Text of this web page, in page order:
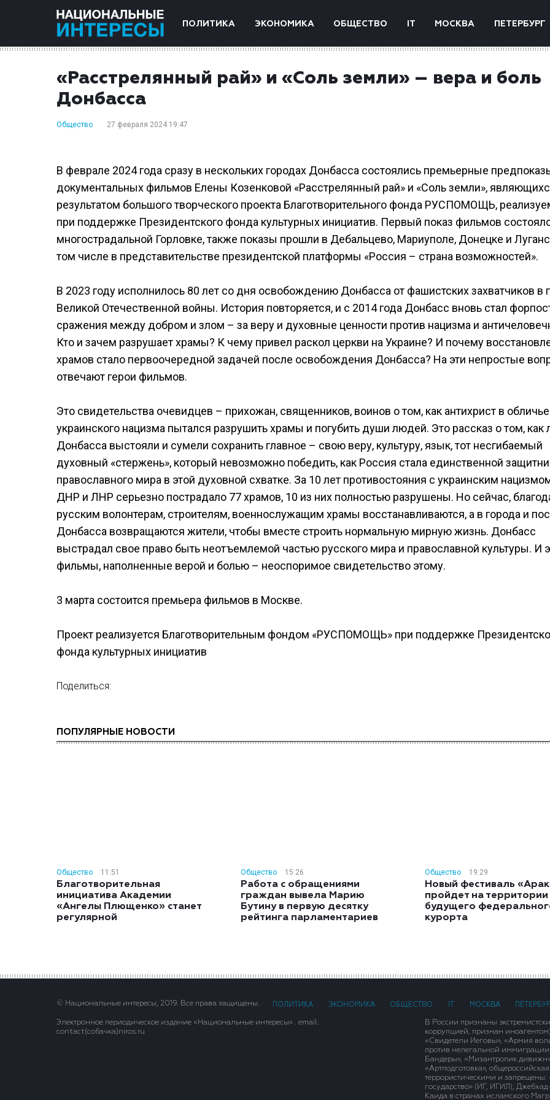
ПОЛИТИКА ЭКОНОМИКА ОБЩЕСТВО IT МОСКВА ПЕТЕРБУРГ
«Расстрелянный рай» и «Соль земли» – вера и боль
Донбасса
Общество 27 февраля 2024 19:47
В феврале 2024 года сразу в нескольких городах Донбасса состоялись премьерные
документальных фильмов Елены Козенковой «Расстрелянный рай» и «Соль земли»,
результатом большого творческого проекта Благотворительного фонда РУСПОМОЩЬ,
при поддержке Президентского фонда культурных инициатив. Первый показ фильмов
многострадальной Горловке, также показы прошли в Дебальцево, Мариуполе, Донецке и
том числе в представительстве президентской платформы «Россия – страна возможностей».
В 2023 году исполнилось 80 лет со дня освобождению Донбасса от фашистских захватчиков в
Великой Отечественной войны. История повторяется, и с 2014 года Донбасс вновь стал
сражения между добром и злом – за веру и духовные ценности против нацизма и
Кто и зачем разрушает храмы? К чему привел раскол церкви на Украине? И почему
храмов стало первоочередной задачей после освобождения Донбасса? На эти непростые
отвечают герои фильмов.
Это свидетельства очевидцев – прихожан, священников, воинов о том, как антихрист в обличье
украинского нацизма пытался разрушить храмы и погубить души людей. Это рассказ о том,
Донбасса выстояли и сумели сохранить главное – свою веру, культуру, язык, тот несгибаемый
духовный «стержень», который невозможно победить, как Россия стала единственной
православного мира в этой духовной схватке. За 10 лет противостояния с украинским
ДНР и ЛНР серьезно пострадало 77 храмов, 10 из них полностью разрушены. Но сейчас,
русским волонтерам, строителям, военнослужащим храмы восстанавливаются, а в города и
Донбасса возвращаются жители, чтобы вместе строить нормальную мирную жизнь. Донбасс
выстрадал свое право быть неотъемлемой частью русского мира и православной культуры. И
фильмы, наполненные верой и болью – неоспоримое свидетельство этому.
3 марта состоится премьера фильмов в Москве.
Проект реализуется Благотворительным фондом «РУСПОМОЩЬ» при поддержке
фонда культурных инициатив
Поделиться:
ПОПУЛЯРНЫЕ НОВОСТИ
Общество 11:51
Благотворительная
инициатива Академии
«Ангелы Плющенко» станет
регулярной
Общество 15:26
Работа с обращениями
граждан вывела Марию
Бутину в первую десятку
рейтинга парламентариев
Общество 19:29
Новый фестиваль
пройдет на территории
будущего
курорта
© Национальные интересы, 2019. Все права защищены. ПОЛИТИКА ЭКОНОМИКА ОБЩЕСТВО МОСКВА
Электронное периодическое издание «Национальные интересы» . email:
contact(сoбaчка)niros.ru
В России признаны
коррупцией, признан
«Свидетели Иеговы», «Армия
против нелегальной
Бандеры», «Мизантропик
«Артподготовка»,
террористическими и
государство» (ИГ, ИГИЛ),
Каида в странах исламского